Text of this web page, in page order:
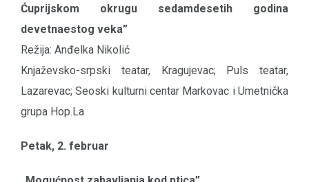
Ćuprijskom okrugu sedamdesetih godina
devetnaestog veka”
Režija: Anđelka Nikolić
Knjaževsko-srpski teatar, Kragujevac; Puls teatar,
Lazarevac; Seoski kulturni centar Markovac i Umetnička
grupa Hop.La
Petak, 2. februar